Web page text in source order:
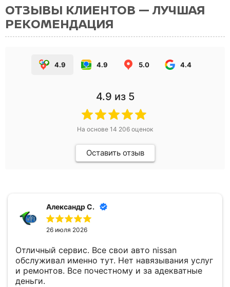
ОТЗЫВЫ КЛИЕНТОВ — ЛУЧШАЯ
РЕКОМЕНДАЦИЯ
4.9 4.9 5.0 4.4
4.9 из 5
На основе 14 206 оценок
Оставить отзыв
Александр С.
26 июля 2026
Отличный сервис. Все свои авто nissan
обслуживал именно тут. Нет навязывания услуг
и ремонтов. Все почестному и за адекватные
деньги.